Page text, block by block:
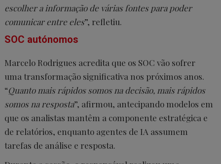
escolher a informação de várias fontes para poder
comunicar entre eles”, refletiu.
SOC autónomos
Marcelo Rodrigues acredita que os SOC vão sofrer
uma transformação significativa nos próximos anos.
“Quanto mais rápidos somos na decisão, mais rápidos
somos na resposta”, afirmou, antecipando modelos em
que os analistas mantêm a componente estratégica e
de relatórios, enquanto agentes de IA assumem
tarefas de análise e resposta.